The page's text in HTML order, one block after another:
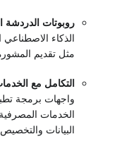
روبوتات الدردشة
الذكاء
مثل تقديم المشورة
التكامل مع
الخدمات
البيانات